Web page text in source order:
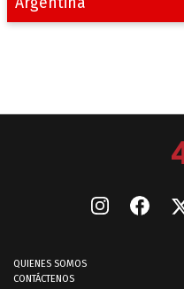
QUIENES SOMOS
CONTÁCTENOS